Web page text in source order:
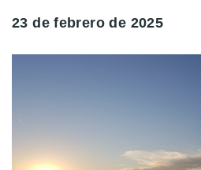
23 de febrero de 2025